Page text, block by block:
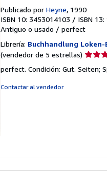
Publicado por Heyne, 1990
ISBN 10: 3453014103 / ISBN
Antiguo o usado / perfect
Librería: Buchhandlung Loken-
(vendedor de 5 estrellas)
perfect. Condición: Gut. Seiten;
Contactar al vendedor